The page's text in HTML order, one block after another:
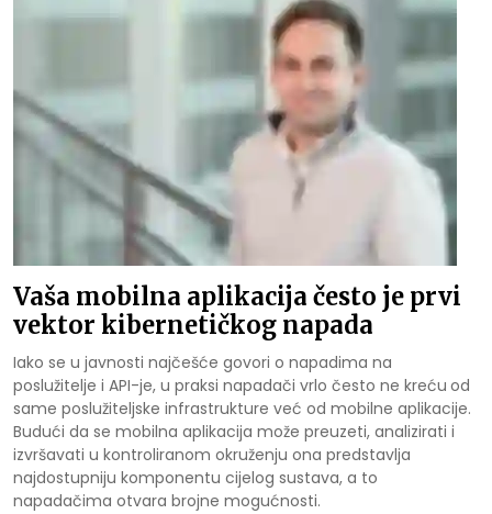
Vaša mobilna aplikacija često je prvi
vektor kibernetičkog napada
Iako se u javnosti najčešće govori o napadima na
poslužitelje i API-je, u praksi napadači vrlo često ne kreću od
same poslužiteljske infrastrukture već od mobilne aplikacije.
Budući da se mobilna aplikacija može preuzeti, analizirati i
izvršavati u kontroliranom okruženju ona predstavlja
najdostupniju komponentu cijelog sustava, a to
napadačima otvara brojne mogućnosti.